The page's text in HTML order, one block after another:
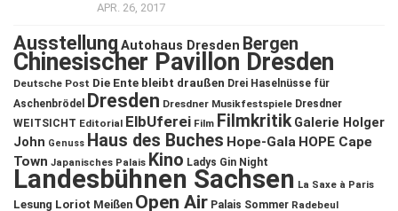
APR. 26, 2017
Ausstellung Autohaus Dresden Bergen
Chinesischer Pavillon Dresden
Deutsche Post Die Ente bleibt draußen Drei Haselnüsse für
Aschenbrödel
Dresden Dresdner Musikfestspiele Dresdner
WEITSICHT Editorial ElbUferei Film Filmkritik Galerie Holger
John Genuss Haus des Buches Hope-Gala HOPE Cape
Town Japanisches Palais Kino Ladys Gin Night
Landesbühnen Sachsen La Saxe à Paris
Lesung Loriot Meißen Open Air Palais Sommer Radebeul